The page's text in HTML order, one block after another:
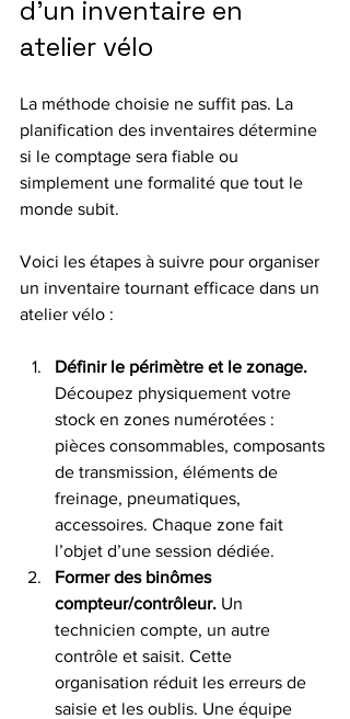
d’un inventaire en
atelier vélo
La méthode choisie ne suffit pas. La
planification des inventaires détermine
si le comptage sera fiable ou
simplement une formalité que tout le
monde subit.
Voici les étapes à suivre pour organiser
un inventaire tournant efficace dans un
atelier vélo :
Définir le périmètre et le zonage.
Découpez physiquement votre
stock en zones numérotées :
pièces consommables, composants
de transmission, éléments de
freinage, pneumatiques,
accessoires. Chaque zone fait
l’objet d’une session dédiée.
Former des binômes
compteur/contrôleur. Un
technicien compte, un autre
contrôle et saisit. Cette
organisation réduit les erreurs de
saisie et les oublis. Une équipe